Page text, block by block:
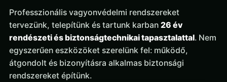
Professzionális vagyonvédelmi rendszereket
tervezünk, telepítünk és tartunk karban 26 év
rendészeti és biztonságtechnikai tapasztalattal. Nem
egyszerűen eszközöket szerelünk fel: működő,
átgondolt és bizonyításra alkalmas biztonsági
rendszereket építünk.